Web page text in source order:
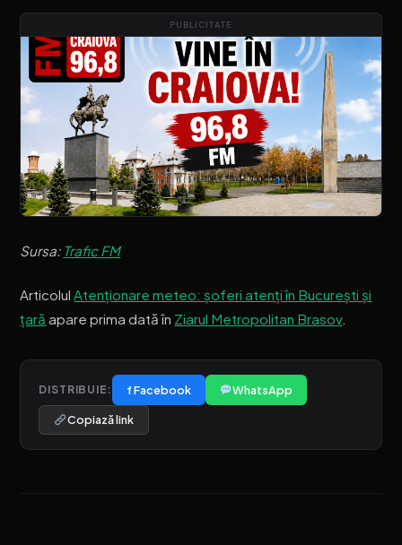
PUBLICITATE
Sursa: Trafic FM
Articolul Atenționare meteo: șoferi atenți în București și
țară apare prima dată în Ziarul Metropolitan Brasov.
DISTRIBUIE: f Facebook WhatsApp
Copiază link